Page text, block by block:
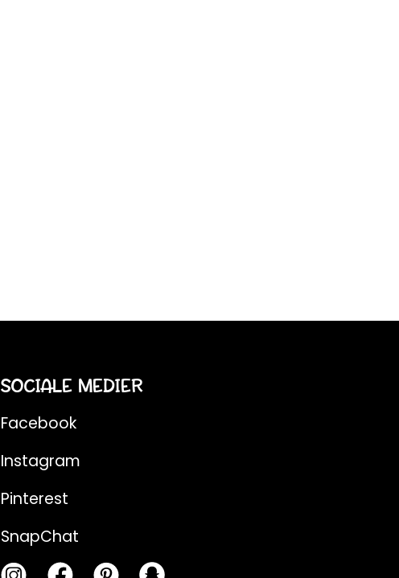
SOCIALE MEDIER
Facebook
Instagram
Pinterest
SnapChat